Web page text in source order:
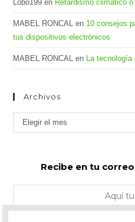
Lobo199 en Retardismo climático
MABEL RONCAL en 10 consejos
tus dispositivos electrónicos
MABEL RONCAL en La
Archivos
Archivos
Elegir el mes
Recibe en tu